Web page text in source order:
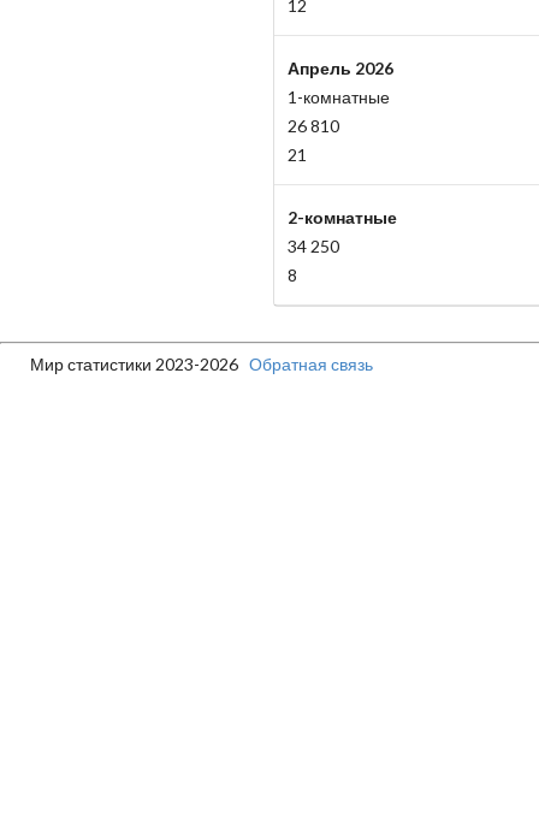
12
Апрель 2026
1-комнатные
26 810
21
2-комнатные
34 250
8
Мир статистики 2023-2026 Обратная связь